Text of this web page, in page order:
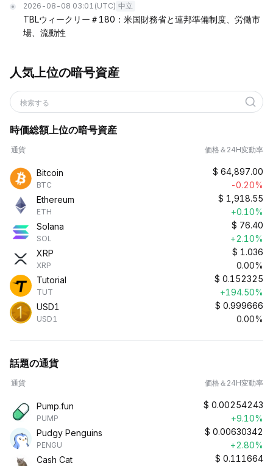
2026-08-08 03:01 (UTC) 中立
TBLウィークリー＃180：米国財務省と連邦準備制度、労働市
場、流動性
人気上位の暗号資産
検索する
時価総額上位の暗号資産
通貨 価格＆24H変動率
Bitcoin
BTC
$ 64,897.00
-0.20%
Ethereum
ETH
$ 1,918.55
+0.10%
Solana
SOL
$ 76.40
+2.10%
XRP
XRP
$ 1.036
0.00%
Tutorial
TUT
$ 0.152325
+194.50%
USD1
USD1
$ 0.999666
0.00%
話題の通貨
通貨 価格＆24H変動率
Pump.fun
PUMP
$ 0.00254243
+9.10%
Pudgy Penguins
PENGU
$ 0.00630342
+2.80%
Cash Cat
$ 0.111664